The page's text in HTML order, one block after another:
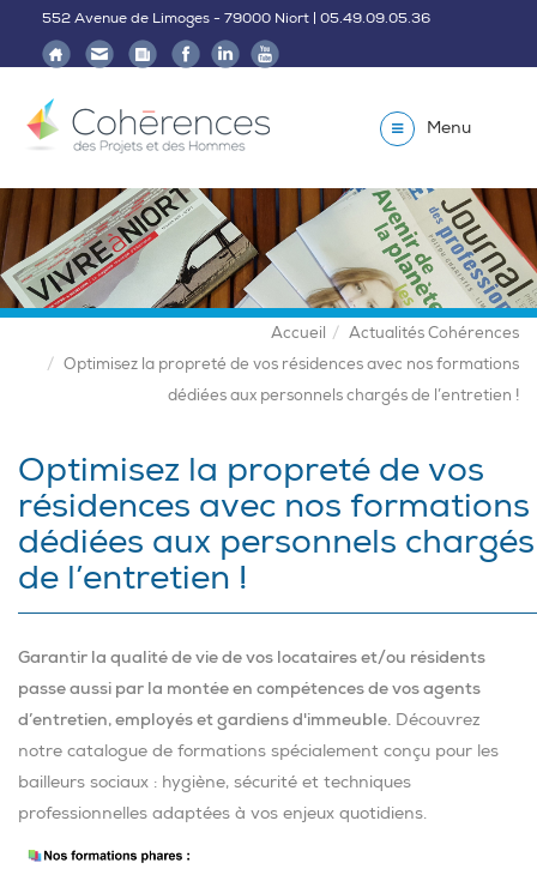
552 Avenue de Limoges - 79000 Niort | 05.49.09.05.36
Menu
Accueil
Actualités Cohérences
Optimisez la propreté de vos résidences avec nos formations
dédiées aux personnels chargés de l’entretien !
Optimisez la propreté de vos
résidences avec nos formations
dédiées aux personnels chargés
de l’entretien !
Garantir la qualité de vie de vos locataires et/ou résidents
passe aussi par la montée en compétences de vos agents
d’entretien, employés et gardiens d'immeuble. Découvrez
notre catalogue de formations spécialement conçu pour les
bailleurs sociaux : hygiène, sécurité et techniques
professionnelles adaptées à vos enjeux quotidiens.